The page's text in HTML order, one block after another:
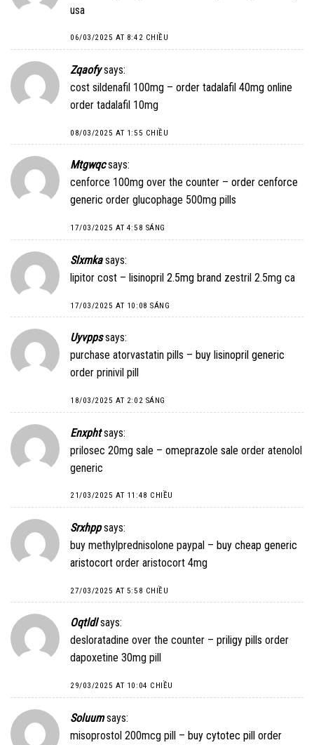
usa
06/03/2025 AT 8:42 CHIỀU
Zqaofy says:
cost sildenafil 100mg – order tadalafil 40mg online
order tadalafil 10mg
08/03/2025 AT 1:55 CHIỀU
Mtgwqc says:
cenforce 100mg over the counter – order cenforce
generic order glucophage 500mg pills
17/03/2025 AT 4:58 SÁNG
Slxmka says:
lipitor cost – lisinopril 2.5mg brand zestril 2.5mg ca
17/03/2025 AT 10:08 SÁNG
Uyvpps says:
purchase atorvastatin pills – buy lisinopril generic
order prinivil pill
18/03/2025 AT 2:02 SÁNG
Enxpht says:
prilosec 20mg sale – omeprazole sale order atenolol
generic
21/03/2025 AT 11:48 CHIỀU
Srxhpp says:
buy methylprednisolone paypal – buy cheap generic
aristocort order aristocort 4mg
27/03/2025 AT 5:58 CHIỀU
Oqtldl says:
desloratadine over the counter – priligy pills order
dapoxetine 30mg pill
29/03/2025 AT 10:04 CHIỀU
Soluum says:
misoprostol 200mcg pill – buy cytotec pill order